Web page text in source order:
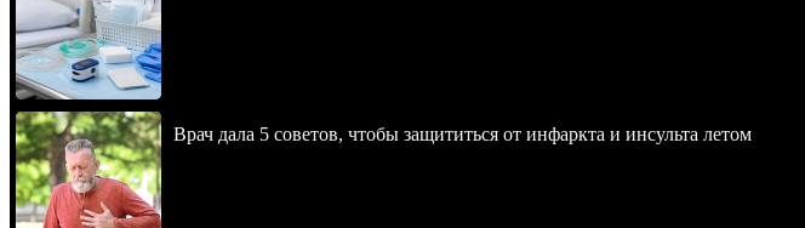
Врач дала 5 советов, чтобы защититься от инфаркта и инсульта летом